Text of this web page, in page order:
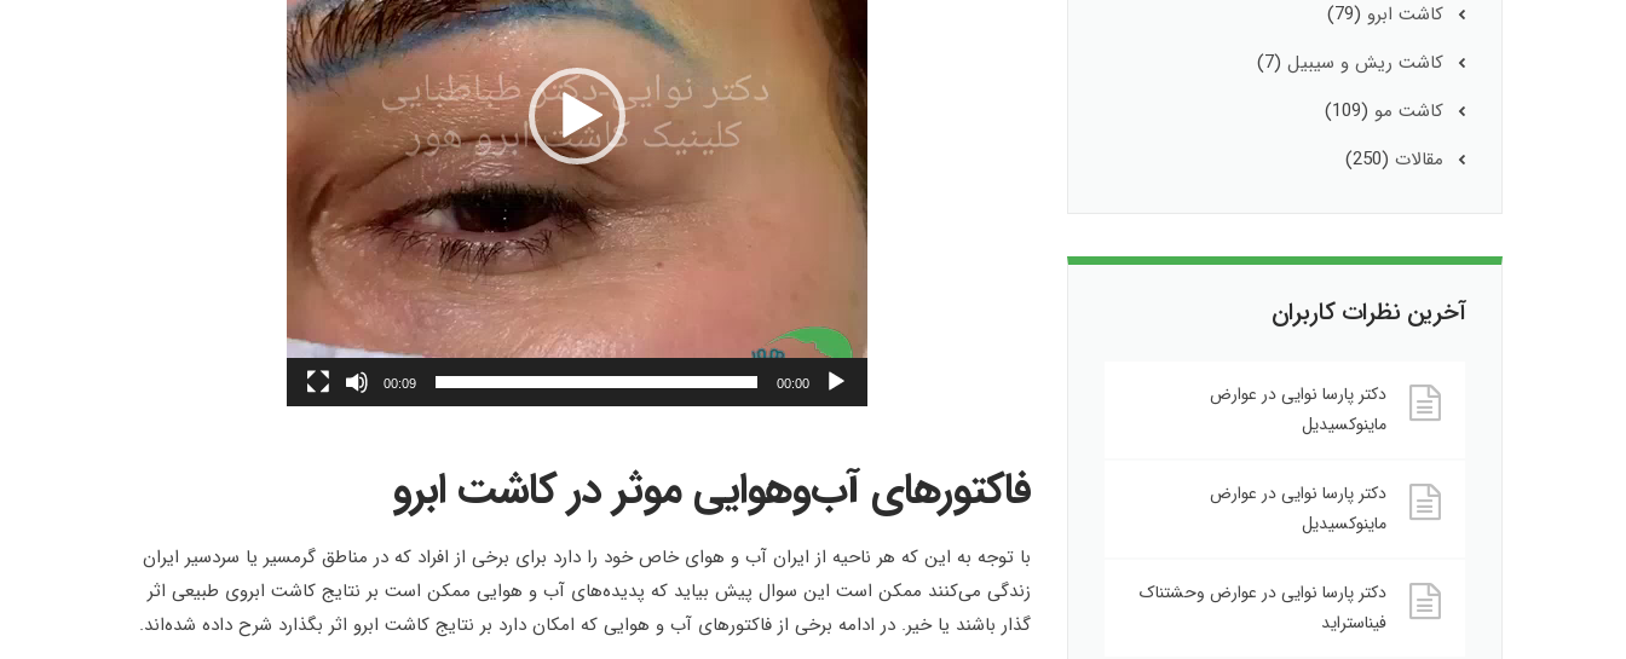
00:00
00:09
فاکتورهای آب‌وهوایی موثر در کاشت ابرو
با توجه به این که هر ناحیه از ایران آب و هوای خاص خود را دارد برای برخی از افراد که در مناطق گرمسیر یا سردسیر ایران
زندگی می‌کنند ممکن است این سوال پیش بیاید که پدیده‌های آب و هوایی ممکن است بر نتایج کاشت ابروی طبیعی اثر
گذار باشند یا خیر. در ادامه برخی از فاکتورهای آب و هوایی که امکان دارد بر نتایج کاشت ابرو اثر بگذارد شرح داده شده‌اند.
کاشت ابرو (79)
کاشت ریش و سیبیل (7)
کاشت مو (109)
مقالات (250)
آخرین نظرات کاربران
دکتر پارسا نواییدر عوارض
ماینوکسیدیل
دکتر پارسا نواییدر عوارض
ماینوکسیدیل
دکتر پارسا نواییدر عوارض وحشتناک
فیناستراید